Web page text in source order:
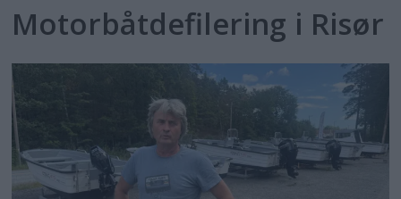
Motorbåtdefilering i Risør